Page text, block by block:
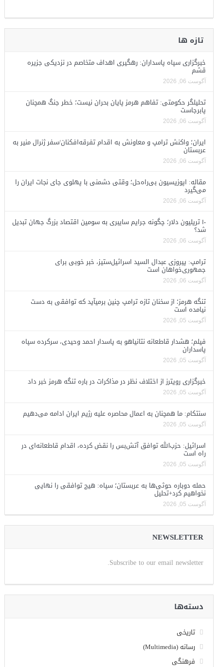
تازه ها
خبرگزاری سپاه پاسداران: رهگیری اهداف متخاصم در نزدیکی جزیره
قشم
آگوست 06, 2026
تحلیلگر حکومتی: تفاهم هرمز پایان بحران نیست؛ خطر جنگ همچنان
پابرجاست
آگوست 06, 2026
ایران؛ واکنش ترامپ و معاونش به اقدام تفرقه‌افکنان/سفر ژنرال منیر به
عربستان
آگوست 06, 2026
مقاله: اپوزیسیون بی‌راه‌حل؛ وقتی دشمنی با پهلوی جای نجات ایران را
می‌گیرد
آگوست 06, 2026
۱۰ تریلیون دلار؛ چگونه جرایم سایبری به سومین اقتصاد بزرگ جهان تبدیل
شد؟
آگوست 06, 2026
ترامپ: پیروزی عبدال السید اسرائیل‌ستیز، خبر خوبی برای
جمهوری‌خواهان است
آگوست 06, 2026
تنگه هرمز؛ از سخنان تازه ترامپ چنین برمیآید که توافقی به دست
نیامده است
آگوست 05, 2026
فیلم؛ هشدار قاطعانه نتانیاهو به پاسدار احمد وحیدی، سرکرده سپاه
پاسداران
آگوست 05, 2026
خبرگزاری رویترز از اختلاف نظر در مذاکرات در باره تنگه هرمز خبر داد
آگوست 05, 2026
سنتکام: ما همچنان به اعمال محاصره علیه رژیم ایران ادامه می‌دهیم
آگوست 05, 2026
اسرائیل: حزب‌الله توافق آتش‌بس را نقض کرده، اقدام قاطعانه‌ای در
راه است
آگوست 05, 2026
حمله دوباره حوثی‌ها به عربستان؛ سپاه: هیچ توافقی را نهایی
نخواهیم کرد+تحلیل
آگوست 05, 2026
NEWSLETTER
Subscribe to our email newsletter.
دسته‌ها
تاریخی
رسانه (Multimedia)
فرهنگی